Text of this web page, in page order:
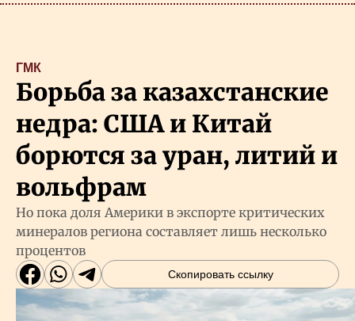
ГМК
Борьба за казахстанские
недра: США и Китай
борются за уран, литий и
вольфрам
Но пока доля Америки в экспорте критических
минералов региона составляет лишь несколько
процентов
Скопировать ссылку